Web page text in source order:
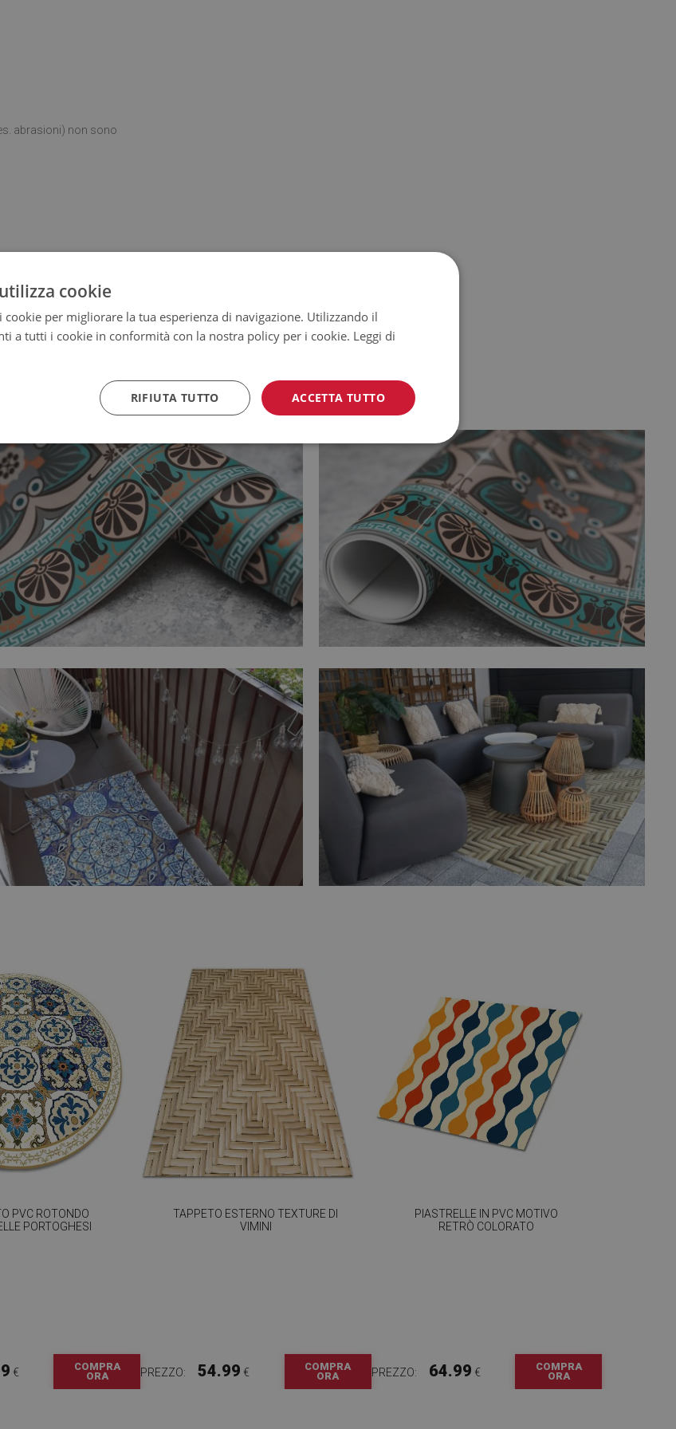
abrasioni) non sono
PVC ROTONDO
PORTOGHESI
€
COMPRA
ORA
TAPPETO ESTERNO TEXTURE DI
VIMINI
PREZZO: 54.99 €
COMPRA
ORA
PIASTRELLE IN PVC MOTIVO
RETRÒ COLORATO
PREZZO: 64.99 €
COMPRA
ORA
cookie
per migliorare la tua esperienza di navigazione. Utilizzando il
a tutti i cookie in conformità con la nostra policy per i cookie. Leggi di
ACCETTA TUTTO
RIFIUTA TUTTO